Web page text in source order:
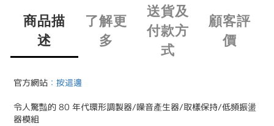
商品描
述
了解更
多
送貨及
付款方
式
顧客評
價
官方網站 ： 按這邊
令人驚豔的 80 年代環形調製器/噪音產生器/取樣保持/低頻振盪
器模組